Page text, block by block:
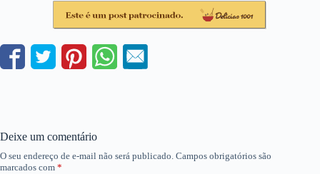
Deixe um comentário
O seu endereço de e-mail não será publicado. Campos obrigatórios são
marcados com *